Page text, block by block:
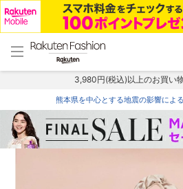
menu home
トップ
3,980円(税込)以上のお買い
熊本県を中心とする地震の影響によ